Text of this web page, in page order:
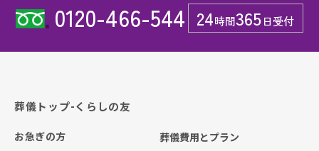
24時間365日受付
0120-466-544
葬儀トップ-くらしの友
お急ぎの方
葬儀費用とプラン